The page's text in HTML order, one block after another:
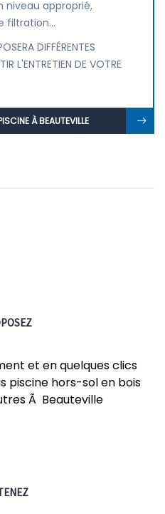
niveau approprié,
filtration...
DIFFÉRENTES
L'ENTRETIEN DE VOTRE
À BEAUTEVILLE
et en quelques clics
piscine hors-sol en bois
Ã Beauteville